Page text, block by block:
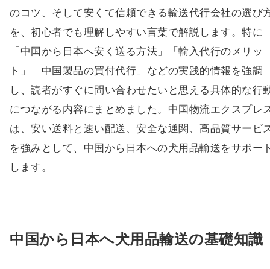
のコツ、そして安くて信頼できる輸送代行会社の選び
を、初心者でも理解しやすい言葉で解説します。特に
「中国から日本へ安く送る方法」「輸入代行のメリッ
ト」「中国製品の買付代行」などの実践的情報を強調
し、読者がすぐに問い合わせたいと思える具体的な行
につながる内容にまとめました。中国物流エクスプレ
は、安い送料と速い配送、安全な通関、高品質サービ
を強みとして、中国から日本への犬用品輸送をサポー
します。
中国から日本へ犬用品輸送の基礎知識